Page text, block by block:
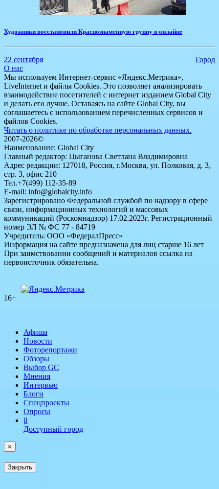
Художники восстановили Краснознаменную группу в онлайне
22 сентября
Город
О нас
Мы используем Интернет-сервис «Яндекс.Метрика»,
LiveInternet и файлы Cookies. Это позволяет анализировать
взаимодействие посетителей с интернет изданием Global City
и делать его лучше. Оставаясь на сайте Global City, вы
соглашаетесь с использованием перечисленных сервисов и
файлов Cookies.
Читать о политике по обработке персональных данных.
2007-2026©
Наименование: Global City
Главный редактор: Цыганова Светлана Владимировна
Адрес редакции: 127018, Россия, г.Москва, ул. Полковая, д. 3,
стр. 3, офис 210
Тел.+7(499) 112-35-89
E-mail: info@globalcity.info
Зарегистрировано Федеральной службой по надзору в сфере
связи, информационных технологий и массовых
коммуникаций (Роскомнадзор) 17.02.2023г. Регистрационный
номер ЭЛ № ФС 77 - 84719
Учредитель: ООО «ФедералПресс»
Информация на сайте предназначена для лиц старше 16 лет
При заимствовании сообщений и материалов ссылка на
первоисточник обязательна.
16+
Афиша
Новости
Фоторепортажи
Обзоры
Выбор GC
Мнения
Интервью
Блоги
Спецпроекты
Опросы
β
Доступный город
×
Закрыть